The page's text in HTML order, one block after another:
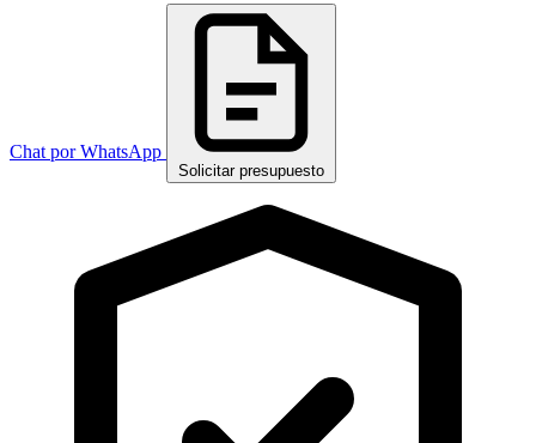
Chat por WhatsApp
Solicitar presupuesto